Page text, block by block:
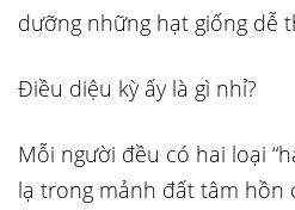
dưỡng những hạt giống dễ
Điều diệu kỳ ấy là gì nhỉ?
Mỗi người đều có hai loại
lạ trong mảnh đất tâm hồn